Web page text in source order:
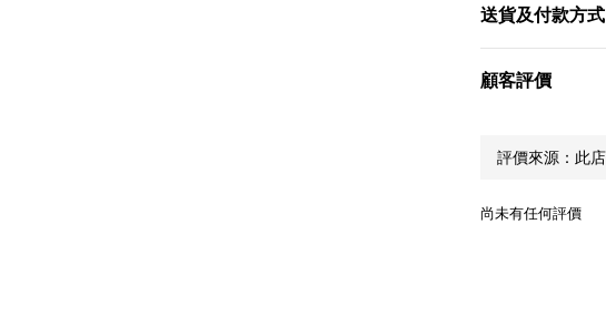
送貨及付款方式
顧客評價
尚未有任何評價